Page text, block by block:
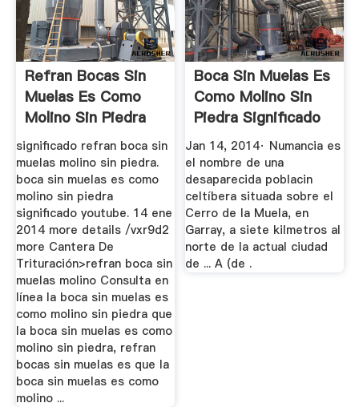
Refran Bocas Sin
Muelas Es Como
Molino Sin Piedra
significado refran boca sin
muelas molino sin piedra.
boca sin muelas es como
molino sin piedra
significado youtube. 14 ene
2014 more details /vxr9d2
more Cantera De
Trituración>refran boca sin
muelas molino Consulta en
línea la boca sin muelas es
como molino sin piedra que
la boca sin muelas es como
molino sin piedra, refran
bocas sin muelas es que la
boca sin muelas es como
molino ...
Boca Sin Muelas Es
Como Molino Sin
Piedra Significado
...
Jan 14, 2014· Numancia es
el nombre de una
desaparecida poblacin
celtíbera situada sobre el
Cerro de la Muela, en
Garray, a siete kilmetros al
norte de la actual ciudad
de ... A (de .